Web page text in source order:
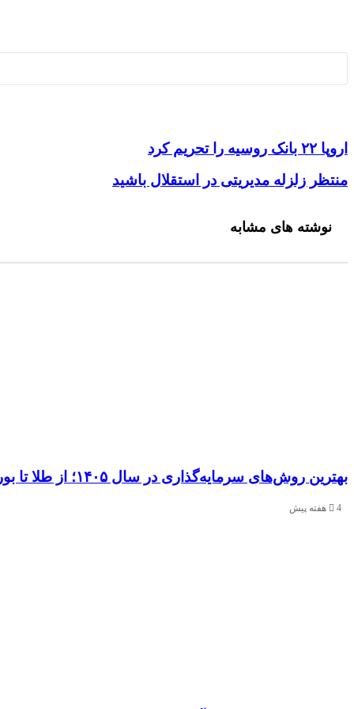
سرمایه‌گذاری در طلا بهتر است یا دلار؟ مقایسه کامل سود
با ۱۰ میلیون تومان کجا سرمایه‌گذاری کنیم؟ بررسی سودآورترین گزینه‌ها
اروپا ۲۲ بانک روسیه را تحریم کرد
منتظر زلزله مدیریتی در استقلال باشید
نوشته های مشابه
بهترین روش‌های سرمایه‌گذاری در سال ۱۴۰۵؛ از طلا تا بورس و ارز دیجیتال
4 هفته پیش